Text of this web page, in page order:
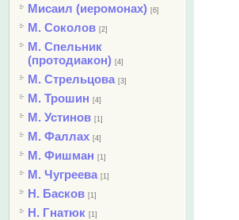
Мисаил (иеромонах) [6]
М. Соколов [2]
М. Спельник
(протодиакон) [4]
М. Стрельцова [3]
М. Трошин [4]
М. Устинов [1]
М. Фаллах [4]
М. Фишман [1]
М. Чугреева [1]
Н. Басков [1]
Н. Гнатюк [1]